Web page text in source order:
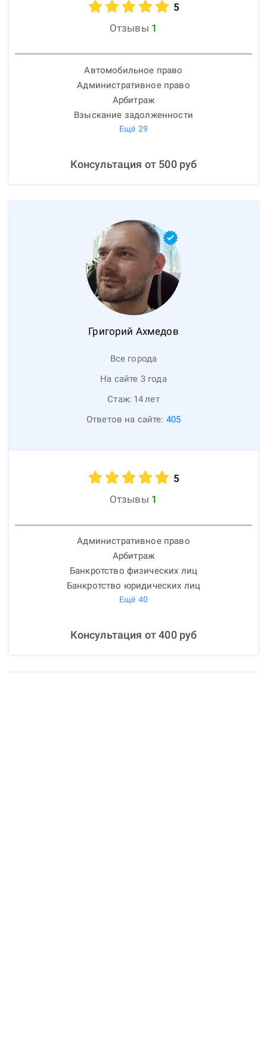
5
Отзывы 1
Автомобильное право
Административное право
Арбитраж
Взыскание задолженности
Ещё 29
Консультация от 500руб
Григорий Ахмедов
Все города
На сайте 3 года
Стаж: 14лет
Ответов на сайте: 405
5
Отзывы 1
Административное право
Арбитраж
Банкротство физических лиц
Банкротство юридических лиц
Ещё 40
Консультация от400руб